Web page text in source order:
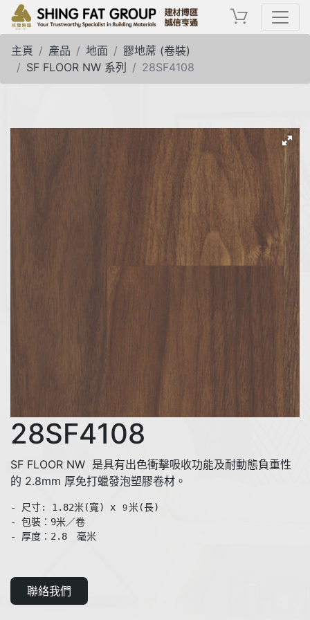
主頁 產品 地面
膠地蓆 (卷裝)
SF FLOOR NW 系列
28SF4108
28SF4108
SF FLOOR NW 是具有出色衝擊吸收功能及耐動態負重性
的 2.8mm 厚免打蠟發泡塑膠卷材。
- 尺寸: 1.82米(寬) x ９米(長)
- 包裝：9米／卷
- 厚度：2.8　毫米
聯絡我們